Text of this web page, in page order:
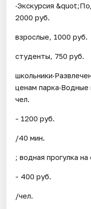
·Экскурсия
2000 руб.
взрослые, 1000 руб.
студенты, 750 руб.
ценам парка·Водные
чел.
- 1200 руб.
/40 мин.
; водная прогулка
- 400 руб.
/чел.